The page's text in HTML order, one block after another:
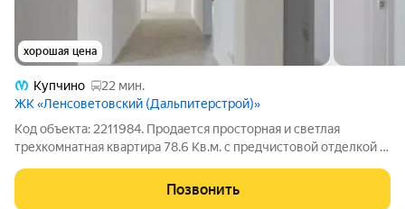
хорошая цена
Купчино
22 мин.
ЖК «Ленсоветовский (Дальпитерстрой)»
Код объекта: 2211984. Продается просторная и светлая
трехкомнатная квартира 78.6 Кв.м. с предчистовой отделкой в
Ленсоветовский, дом 21 лит А. Квартира теплая, тихая и
светлая. Прекрасно подойдет для
Позвонить